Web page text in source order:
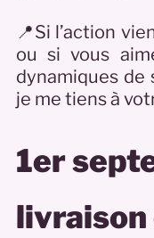
📍Si l’action
ou si vous
dynamiques de
je me tiens à
1er
livraison